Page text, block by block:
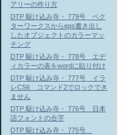
アリーの作り方
DTP 駆け込み寺・ 779号 ベク
ターワークスからeps書き出し
したオブジェクトのカラーマッ
チング
DTP 駆け込み寺・ 778号 エデ
ィカラーの表をwordに貼り付け
DTP 駆け込み寺・ 777号 イラ
レCS6 コマンド2でロックでき
ません
DTP 駆け込み寺・ 776号 日本
語フォントの合字
DTP 駆け込み寺・ 775号